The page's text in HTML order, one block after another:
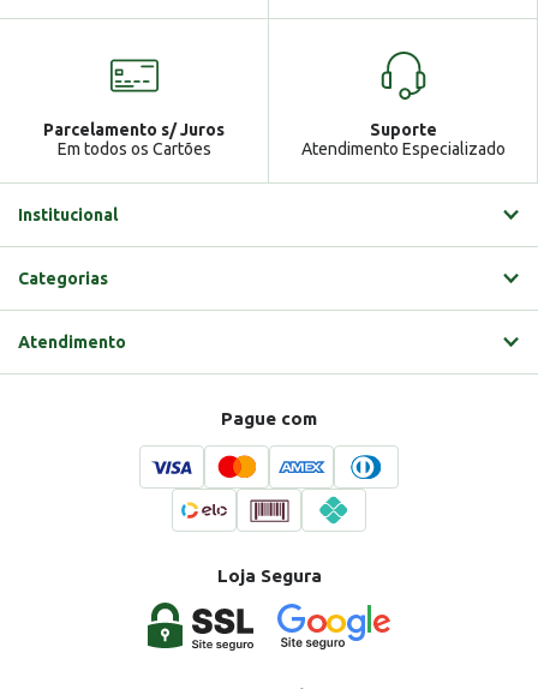
Parcelamento s/ Juros
Em todos os Cartões
Suporte
Atendimento Especializado
Institucional
Categorias
Atendimento
Pague com
Loja Segura